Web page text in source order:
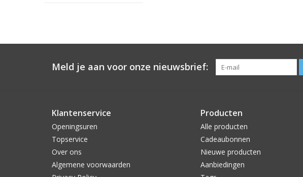
Meld je aan voor onze nieuwsbrief:
Klantenservice
Openingsuren
Topservice
Over ons
Algemene voorwaarden
Producten
Alle producten
Cadeaubonnen
Nieuwe producten
Aanbiedingen